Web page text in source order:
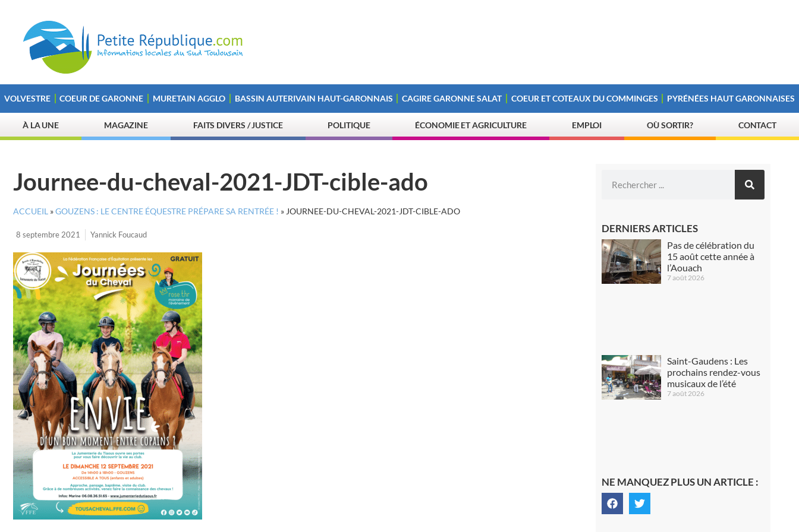
VOLVESTRE COEUR DE GARONNE MURETAIN AGGLO BASSIN AUTERIVAIN HAUT-GARONNAIS CAGIRE GARONNE SALAT COEUR ET COTEAUX DU COMMINGES PYRÉNÉES HAUT GARONNAISES
À LA UNE MAGAZINE FAITS DIVERS / JUSTICE POLITIQUE ÉCONOMIE ET AGRICULTURE EMPLOI OÙ SORTIR? CONTACT
Journee-du-cheval-2021-JDT-cible-ado
ACCUEIL »GOUZENS : LE CENTRE ÉQUESTRE PRÉPARE SA RENTRÉE ! » JOURNEE-DU-CHEVAL-2021-JDT-CIBLE-ADO
8 septembre 2021 Yannick Foucaud DERNIERS ARTICLES
Pas de célébration du
15 août cette année à
l’Aouach
7 août 2026
Saint-Gaudens : Les
prochains rendez-vous
musicaux de l’été
7 août 2026
NE MANQUEZ PLUS UN ARTICLE :